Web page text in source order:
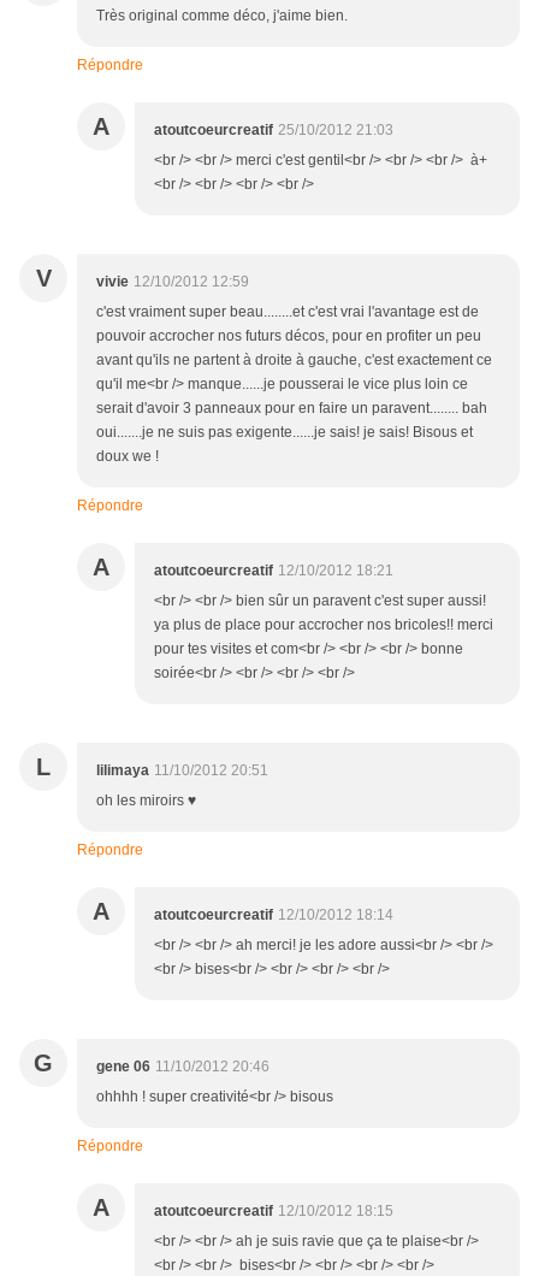
Très original comme déco, j'aime bien.
Répondre
A atoutcoeurcreatif 25/10/2012 21:03
<br /> <br /> merci c'est gentil<br /> <br /> <br /> à+
<br /> <br /> <br /> <br />
V vivie 12/10/2012 12:59
c'est vraiment super beau........et c'est vrai l'avantage est de
pouvoir accrocher nos futurs décos, pour en profiter un peu
avant qu'ils ne partent à droite à gauche, c'est exactement ce
qu'il me<br /> manque......je pousserai le vice plus loin ce
serait d'avoir 3 panneaux pour en faire un paravent........ bah
oui.......je ne suis pas exigente......je sais! je sais! Bisous et
doux we !
Répondre
A atoutcoeurcreatif 12/10/2012 18:21
<br /> <br /> bien sûr un paravent c'est super aussi!
ya plus de place pour accrocher nos bricoles!! merci
pour tes visites et com<br /> <br /> <br /> bonne
soirée<br /> <br /> <br /> <br />
L lilimaya 11/10/2012 20:51
oh les miroirs ♥
Répondre
A atoutcoeurcreatif 12/10/2012 18:14
<br /> <br /> ah merci! je les adore aussi<br /> <br />
<br /> bises<br /> <br /> <br /> <br />
G gene 06 11/10/2012 20:46
ohhhh ! super creativité<br /> bisous
Répondre
A atoutcoeurcreatif 12/10/2012 18:15
<br /> <br /> ah je suis ravie que ça te plaise<br />
<br /> <br /> bises<br /> <br /> <br /> <br />